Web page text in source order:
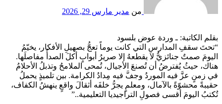
من مدير مارس 29, 2026
بقلم الكاتبة: ـ وردة عوض بلسود
“تحتَ سقفِ المدارسِ التي كانت يوماً تعجُّ بصهيلِ الأفكار، يخيّمُ
اليومَ صمتٌ جنائزيٌّ لا يقطعهُ إلا صريرُ أبوابٍ أكلَ الصدأُ مفاصلَها.
هناك، حيثُ يُفترضُ أن تُصنعَ الأجيال، تُمحى الملامحُ وتذبلُ الأحلامُ
في زمنٍ عزَّ فيه الموردُ وجفَّ فيه مِدادُ الكرامة. بين تلميذٍ يحملُ
حقيبةً محشوّةً بالآمال، ومعلمٍ يجرُّ خلفَه أثقالَ واقعٍ ينهشُ الكفاف،
تُكتبُ اليومَ أقسى فصولِ التراجيديا التعليمية..”